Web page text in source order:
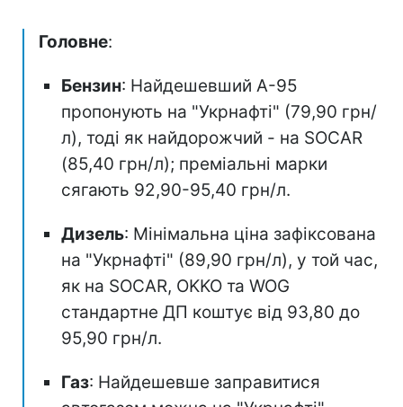
Головне:
Бензин: Найдешевший А-95
пропонують на "Укрнафті" (79,90 грн/
л), тоді як найдорожчий - на SOCAR
(85,40 грн/л); преміальні марки
сягають 92,90-95,40 грн/л.
Дизель: Мінімальна ціна зафіксована
на "Укрнафті" (89,90 грн/л), у той час,
як на SOCAR, OKKO та WOG
стандартне ДП коштує від 93,80 до
95,90 грн/л.
Газ: Найдешевше заправитися